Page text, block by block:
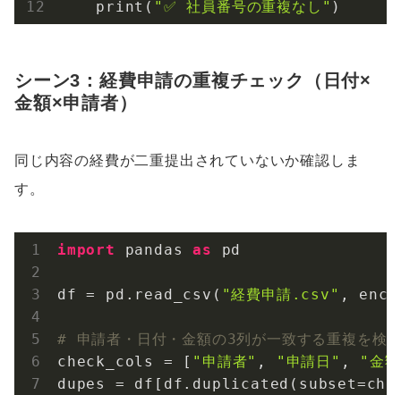
    print(
"✅ 社員番号の重複なし" )
シーン3：経費申請の重複チェック（日付×
金額×申請者）
同じ内容の経費が二重提出されていないか確認しま
す。
import pandas as pd
df = pd.read_csv( "経費申請.csv" ,
# 申請者・日付・金額の3列が一致する重複を検
check_cols = [ "申請者" , "申請日" , "金
dupes =